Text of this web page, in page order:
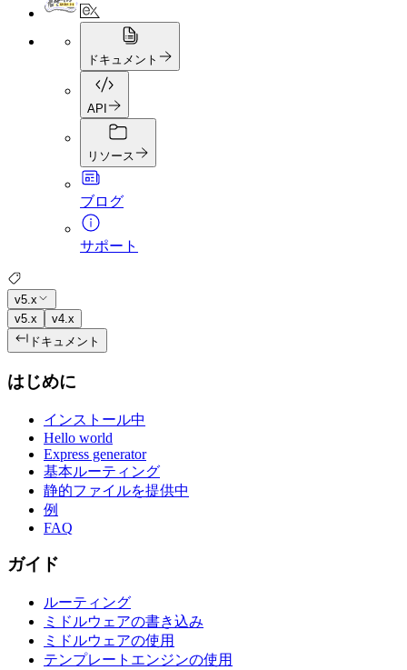
ドキュメント
API
リソース
ブログ
サポート
v5.x
v5.x
v4.x
ドキュメント
はじめに
インストール中
Hello world
Express generator
基本ルーティング
静的ファイルを提供中
例
FAQ
ガイド
ルーティング
ミドルウェアの書き込み
ミドルウェアの使用
テンプレートエンジンの使用